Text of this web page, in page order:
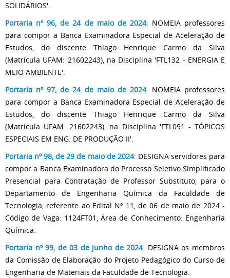
SOLIDÁRIOS'.
Portaria nº 96, de 24 de maio de 2024: NOMEIA professores
para compor a Banca Examinadora Especial de Aceleração de
Estudos, do discente Thiago Henrique Carmo da Silva
(Matrícula UFAM: 21602243), na Disciplina 'FTL132 - ENERGIA E
MEIO AMBIENTE'.
Portaria nº 97, de 24 de maio de 2024: NOMEIA professores
para compor a Banca Examinadora Especial de Aceleração de
Estudos, do discente Thiago Henrique Carmo da Silva
(Matrícula UFAM: 21602243), na Disciplina 'FTL091 - TÓPICOS
ESPECIAIS EM ENG. DE PRODUÇÃO II'.
Portaria nº 98, de 29 de maio de 2024: DESIGNA servidores para
compor a Banca Examinadora do Processo Seletivo Simplificado
Presencial para Contratação de Professor Substituto, para o
Departamento de Engenharia Química da Faculdade de
Tecnologia, referente ao Edital Nº 11, de 06 de maio de 2024 -
Código de Vaga: 1124FT01, Área de Conhecimento: Engenharia
Química.
Portaria nº 99, de 03 de junho de 2024: DESIGNA os membros
da Comissão de Elaboração do Projeto Pedagógico do Curso de
Engenharia de Materiais da Faculdade de Tecnologia.